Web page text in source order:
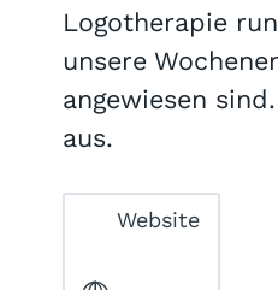
Logotherapie
unsere
angewiesen
aus.
Website